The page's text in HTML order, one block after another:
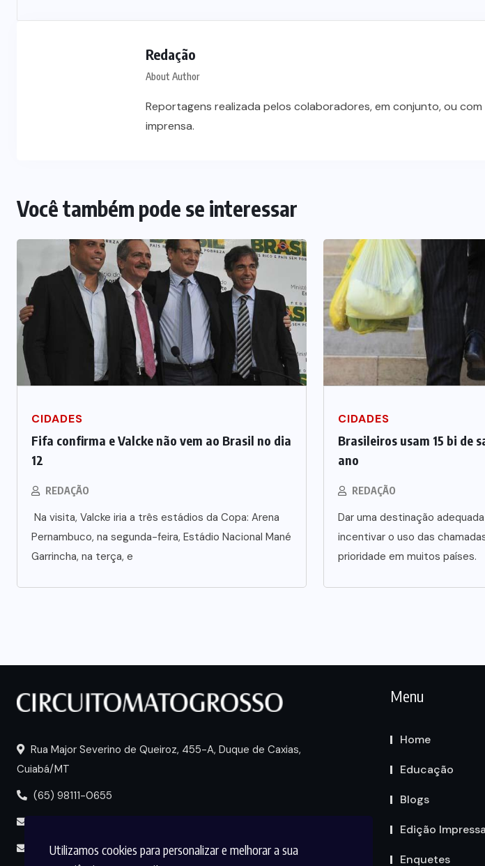
Utilizamos cookies para personalizar e melhorar a sua
Redação
About Author
Reportagens realizada pelos colaboradores, em conjunto, ou com
imprensa.
Você também pode se interessar
CIDADES
Fifa confirma e Valcke não vem ao Brasil no dia
12
REDAÇÃO
Na visita, Valcke iria a três estádios da Copa: Arena
Pernambuco, na segunda-feira, Estádio Nacional Mané
Garrincha, na terça, e
CIDADES
Brasileiros usam 15 bi de
ano
REDAÇÃO
Dar uma destinação
incentivar o uso das
prioridade em muitos países.
Rua Major Severino de Queiroz, 455-A, Duque de Caxias,
Cuiabá/MT
(65) 98111-0655
midia@circuitomt.com.br
Menu
Home
Educação
Blogs
Edição Impressa
Enquetes